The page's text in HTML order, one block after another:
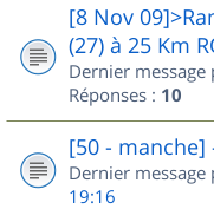
[8 Nov
(27) à 25 Km
Dernier message
Réponses : 10
[50 - manche]
Dernier message
19:16